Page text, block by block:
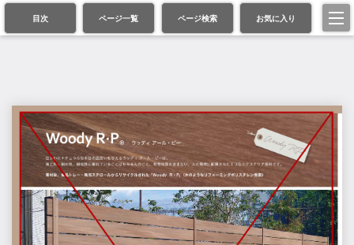
目次 ページ一覧 ページ検索 お気に入り